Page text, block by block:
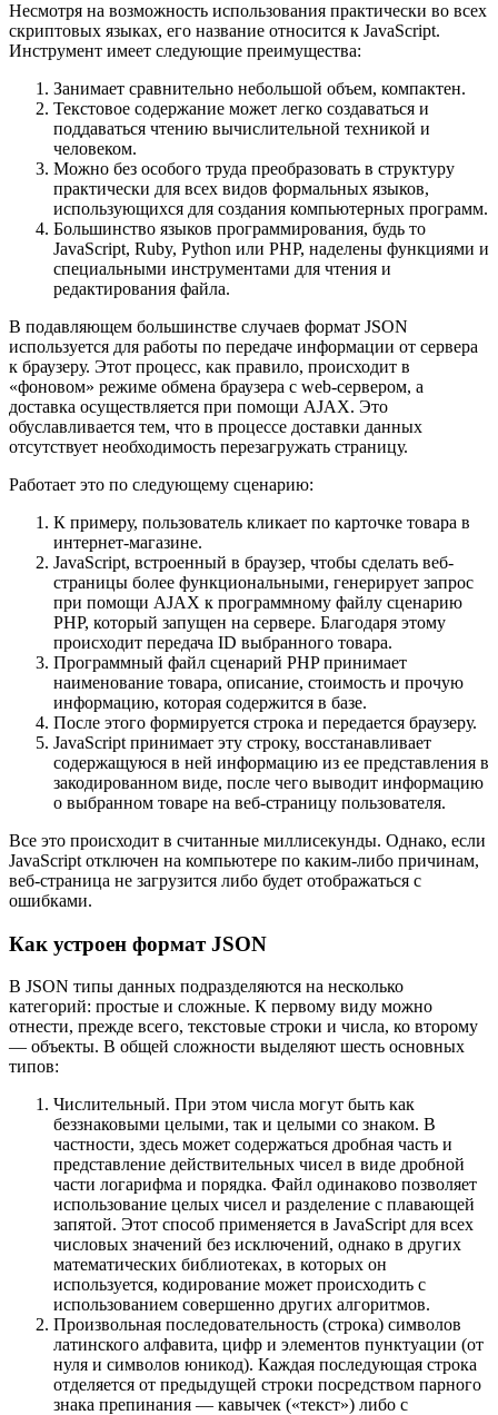
Несмотря на возможность использования практически во всех
скриптовых языках, его название относится к JavaScript.
Инструмент имеет следующие преимущества:
Занимает сравнительно небольшой объем, компактен.
Текстовое содержание может легко создаваться и
поддаваться чтению вычислительной техникой и
человеком.
Можно без особого труда преобразовать в структуру
практически для всех видов формальных языков,
использующихся для создания компьютерных программ.
Большинство языков программирования, будь то
JavaScript, Ruby, Python или PHP, наделены функциями и
специальными инструментами для чтения и
редактирования файла.
В подавляющем большинстве случаев формат JSON
используется для работы по передаче информации от сервера
к браузеру. Этот процесс, как правило, происходит в
«фоновом» режиме обмена браузера с web-сервером, а
доставка осуществляется при помощи AJAX. Это
обуславливается тем, что в процессе доставки данных
отсутствует необходимость перезагружать страницу.
Работает это по следующему сценарию:
К примеру, пользователь кликает по карточке товара в
интернет-магазине.
JavaScript, встроенный в браузер, чтобы сделать веб-
страницы более функциональными, генерирует запрос
при помощи AJAX к программному файлу сценарию
PHP, который запущен на сервере. Благодаря этому
происходит передача ID выбранного товара.
Программный файл сценарий PHP принимает
наименование товара, описание, стоимость и прочую
информацию, которая содержится в базе.
После этого формируется строка и передается браузеру.
JavaScript принимает эту строку, восстанавливает
содержащуюся в ней информацию из ее представления в
закодированном виде, после чего выводит информацию
о выбранном товаре на веб-страницу пользователя.
Все это происходит в считанные миллисекунды. Однако, если
JavaScript отключен на компьютере по каким-либо причинам,
веб-страница не загрузится либо будет отображаться с
ошибками.
Как устроен формат JSON
В JSON типы данных подразделяются на несколько
категорий: простые и сложные. К первому виду можно
отнести, прежде всего, текстовые строки и числа, ко второму
— объекты. В общей сложности выделяют шесть основных
типов:
Числительный. При этом числа могут быть как
беззнаковыми целыми, так и целыми со знаком. В
частности, здесь может содержаться дробная часть и
представление действительных чисел в виде дробной
части логарифма и порядка. Файл одинаково позволяет
использование целых чисел и разделение с плавающей
запятой. Этот способ применяется в JavaScript для всех
числовых значений без исключений, однако в других
математических библиотеках, в которых он
используется, кодирование может происходить с
использованием совершенно других алгоритмов.
Произвольная последовательность (строка) символов
латинского алфавита, цифр и элементов пунктуации (от
нуля и символов юникод). Каждая последующая строка
отделяется от предыдущей строки посредством парного
знака препинания — кавычек («текст») либо с